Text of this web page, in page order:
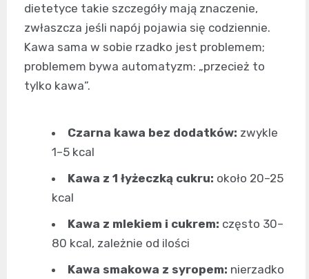
dietetyce takie szczegóły mają znaczenie,
zwłaszcza jeśli napój pojawia się codziennie.
Kawa sama w sobie rzadko jest problemem;
problemem bywa automatyzm: „przecież to
tylko kawa”.
Czarna kawa bez dodatków: zwykle
1–5 kcal
Kawa z 1 łyżeczką cukru: około 20–25
kcal
Kawa z mlekiem i cukrem: często 30–
80 kcal, zależnie od ilości
Kawa smakowa z syropem: nierzadko